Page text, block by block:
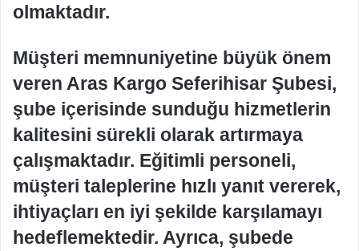
olmaktadır.
Müşteri memnuniyetine büyük önem
veren Aras Kargo Seferihisar Şubesi,
şube içerisinde sunduğu hizmetlerin
kalitesini sürekli olarak artırmaya
çalışmaktadır. Eğitimli personeli,
müşteri taleplerine hızlı yanıt vererek,
ihtiyaçları en iyi şekilde karşılamayı
hedeflemektedir. Ayrıca, şubede